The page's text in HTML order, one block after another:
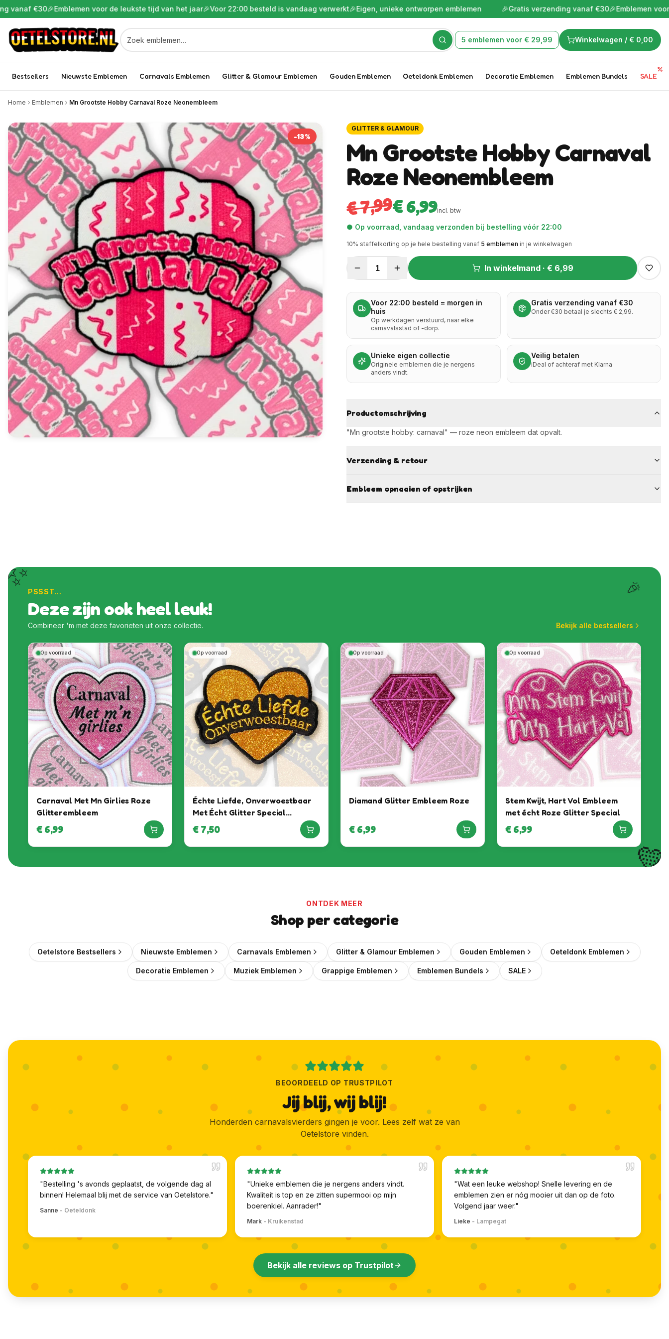
€30🎉Emblemen voor de leukste tijd van het jaar 🎉Voor 22:00 besteld is vandaag verwerkt🎉Eigen, unieke ontworpen emblemen 🎉Gratis verzending vanaf €30🎉Emblemen voor de
5 emblemen voor € 29,99 Winkelwagen / € 0,00
Bestsellers Nieuwste Emblemen Carnavals Emblemen Glitter & Glamour Emblemen Gouden Emblemen Oeteldonk Emblemen Decoratie Emblemen Emblemen Bundels SALE
Home Emblemen Mn Grootste Hobby Carnaval Roze Neonembleem
-13%
GLITTER & GLAMOUR
Mn Grootste Hobby Carnaval
Roze Neonembleem
€ 7,99€ 6,99incl. btw
● Op voorraad, vandaag verzonden bij bestelling vóór 22:00
10% staffelkorting op je hele bestelling vanaf 5 emblemen in je winkelwagen
1 In winkelmand · € 6,99
Voor 22:00 besteld = morgen in
huis
Op werkdagen verstuurd, naar elke
carnavalsstad of -dorp.
Gratis verzending vanaf €30
Onder €30 betaal je slechts € 2,99.
Unieke eigen collectie
Originele emblemen die je nergens
anders vindt.
Veilig betalen
iDeal of achteraf met Klarna
Productomschrijving
"Mn grootste hobby: carnaval" — roze neon embleem dat opvalt.
Verzending & retour
Embleem opnaaien of opstrijken
✨
💛
🎉
PSSST…
Deze zijn ook heel leuk!
Combineer 'm met deze favorieten uit onze collectie. Bekijk alle bestsellers
Op voorraad
Carnaval Met Mn Girlies Roze
Glitterembleem
€ 6,99
Op voorraad
Échte Liefde, Onverwoestbaar
Met Écht Glitter Special
Embleem
€ 7,50
Op voorraad
Diamand Glitter Embleem Roze
€ 6,99
Op voorraad
Stem Kwijt, Hart Vol Embleem
met écht Roze Glitter Special
€ 6,99
ONTDEK MEER
Shop per categorie
Oetelstore Bestsellers Nieuwste Emblemen Carnavals Emblemen Glitter & Glamour Emblemen Gouden Emblemen Oeteldonk Emblemen
Decoratie Emblemen Muziek Emblemen Grappige Emblemen Emblemen Bundels SALE
BEOORDEELD OP TRUSTPILOT
Jij blij, wij blij!
Honderden carnavalsvierders gingen je voor. Lees zelf wat ze van
Oetelstore vinden.
"Bestelling 's avonds geplaatst, de volgende dag al
binnen! Helemaal blij met de service van Oetelstore."
Sanne - Oeteldonk
"Unieke emblemen die je nergens anders vindt.
Kwaliteit is top en ze zitten supermooi op mijn
boerenkiel. Aanrader!"
Mark - Kruikenstad
"Wat een leuke webshop! Snelle levering en de
emblemen zien er nóg mooier uit dan op de foto.
Volgend jaar weer."
Lieke - Lampegat
Bekijk alle reviews op Trustpilot
Het feest kan beginnen, want
Wil je elke week een leuke kortingscode in je mailbox?
✨Als eerste de nieuwste emblemen
📬Geen spam, uitschrijven kan altijd